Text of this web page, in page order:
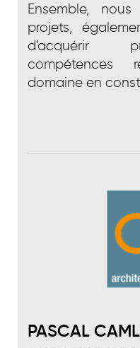
Ensemble,
projets,
d’acquérir
compétences
domaine en
PASCAL